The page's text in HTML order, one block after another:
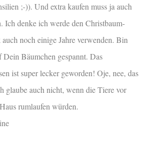
;-)). Und extra kaufen muss ja auch
Ich denke ich werde den Christbaum-
noch einige Jahre verwenden. Bin
Dein Bäumchen gespannt. Das
ist super lecker geworden! Oje, nee, das
glaube auch nicht, wenn die Tiere vor
rumlaufen würden.